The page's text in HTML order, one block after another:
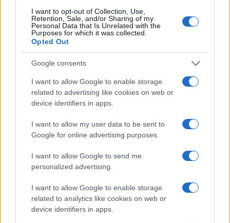
I want to opt-out of Collection, Use,
Retention, Sale, and/or Sharing of my
Personal Data that Is Unrelated with the
Purposes for which it was collected.
Opted Out
Google consents
I want to allow Google to enable storage
related to advertising like cookies on web or
device identifiers in apps.
I want to allow my user data to be sent to
Google for online advertising purposes.
I want to allow Google to send me
personalized advertising.
I want to allow Google to enable storage
related to analytics like cookies on web or
device identifiers in apps.
À lire aussi
AUTOMOBILE